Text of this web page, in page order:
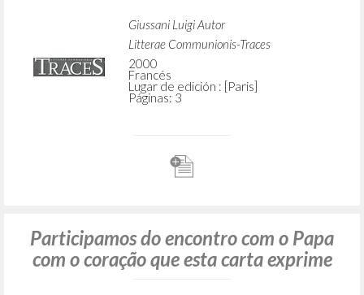
Giussani Luigi Autor
Litterae Communionis-Traces
2000
Francés
Lugar de edición : [Paris]
Páginas: 3
Participamos do encontro com o Papa
com o coração que esta carta exprime